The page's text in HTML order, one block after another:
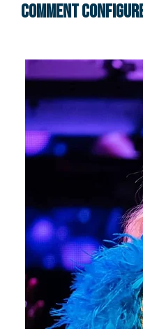
Comment